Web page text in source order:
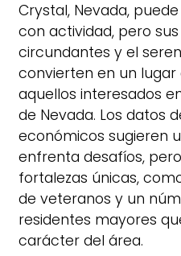
Crystal, Nevada,
con actividad, pero
circundantes y el
convierten en un
aquellos interesados
de Nevada. Los datos
económicos sugieren
enfrenta desafíos,
fortalezas únicas,
de veteranos y un
residentes mayores
carácter del área.